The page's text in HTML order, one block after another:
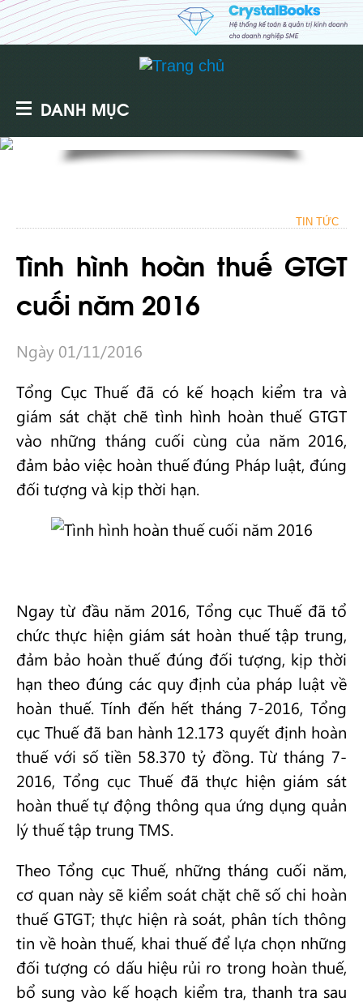
DANH MỤC
TIN TỨC
Tình hình hoàn thuế GTGT
cuối năm 2016
Ngày 01/11/2016
Tổng Cục Thuế đã có kế hoạch kiểm tra và
giám sát chặt chẽ tình hình hoàn thuế GTGT
vào những tháng cuối cùng của năm 2016,
đảm bảo việc hoàn thuế đúng Pháp luật, đúng
đối tượng và kịp thời hạn.
Ngay từ đầu năm 2016, Tổng cục Thuế đã tổ
chức thực hiện giám sát hoàn thuế tập trung,
đảm bảo hoàn thuế đúng đối tượng, kịp thời
hạn theo đúng các quy định của pháp luật về
hoàn thuế. Tính đến hết tháng 7-2016, Tổng
cục Thuế đã ban hành 12.173 quyết định hoàn
thuế với số tiền 58.370 tỷ đồng. Từ tháng 7-
2016, Tổng cục Thuế đã thực hiện giám sát
hoàn thuế tự động thông qua ứng dụng quản
lý thuế tập trung TMS.
Theo Tổng cục Thuế, những tháng cuối năm,
cơ quan này sẽ kiểm soát chặt chẽ số chi hoàn
thuế GTGT; thực hiện rà soát, phân tích thông
tin về hoàn thuế, khai thuế để lựa chọn những
đối tượng có dấu hiệu rủi ro trong hoàn thuế,
bổ sung vào kế hoạch kiểm tra, thanh tra sau